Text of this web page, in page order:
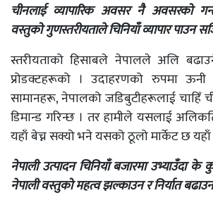
चीनलाई व्यापारिक अवसर नै अवसरको
वस्तुको गुणस्तरीयताले चिनियाँ व्यापार पाउन
स्तरीयताको हिसाबले नेपालले अलि
प्रोडक्टहरूको । उदाहरणको रुपमा ऊनी
सामानहरू, नेपालको जडिबुटीहरूलाई चाहिँ
डिमान्ड गरिन्छ । तर हामीले यसलाई
यहाँ बेच्न सक्यो भने यसको ठूलो मार्केट छ यहाँ
नेपाली उत्पादनचिनियाँ बजारमा उभ्याउँदा के
नेपालीवस्तुको महत्वझल्काउनर निर्यात